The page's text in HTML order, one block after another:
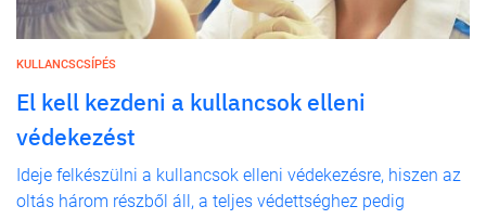
KULLANCSCSÍPÉS
El kell kezdeni a kullancsok elleni
védekezést
Ideje felkészülni a kullancsok elleni védekezésre, hiszen az
oltás három részből áll, a teljes védettséghez pedig